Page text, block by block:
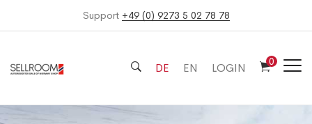
Support +49 (0) 9273 5 02 78 78
DE EN LOGIN 0